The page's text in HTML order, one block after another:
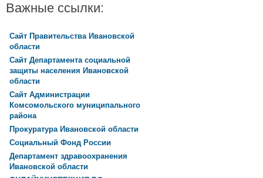
Важные ссылки:
Сайт Правительства Ивановской
области
Сайт Департамента социальной
защиты населения Ивановской
области
Сайт Администрации
Комсомольского муниципального
района
Прокуратура Ивановской области
Социальный Фонд России
Департамент здравоохранения
Ивановской области